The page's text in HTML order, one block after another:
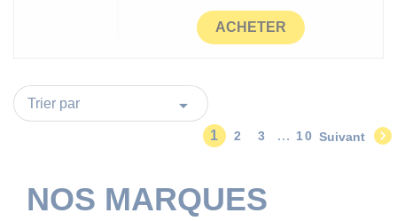
base
ACHETER
Trier par 
1 2 3 … 10 Suivant 
NOS MARQUES